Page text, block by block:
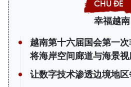
幸福越南
越南第十六届国会第一
将海岸空间廊道与海景
让数字技术渗透边境地